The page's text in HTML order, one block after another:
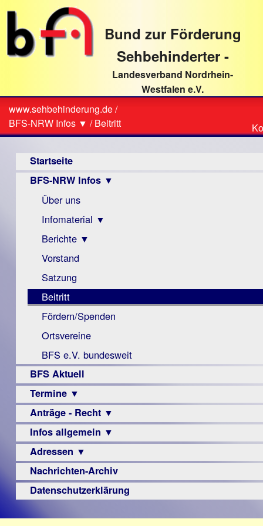
direkt
Textinhalt
Bund zur Förderung
Sehbehinderter -
Landesverband Nordrhein-
Westfalen e.V.
Sie
sind
hier
www.sehbehinderung.de/
BFS-NRW Infos ▼ /Beitritt
Startseite
BFS-NRW Infos ▼
Über uns
Infomaterial ▼
Visus
Zeitschrift
Monokular
Mac
Instagram-
Links
Berichte ▼
Archiv
Berichte
Vorstand
Satzung
Beitritt
Fördern/Spenden
Ortsvereine
BFS e.V. bundesweit
BFS Aktuell
Termine ▼
Veranstaltungsprogramme
Anträge - Recht ▼
Archiv
Urteile
Infos allgemein ▼
Sehbehinderung
Frühförderung
Schule
–
Adressen ▼
Augenoptiker
Berufsbildungswerke
Nachrichten-Archiv
Datenschutzerklärung